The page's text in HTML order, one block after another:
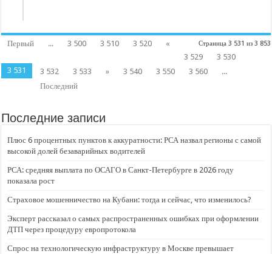
Страница 3 531 из 3 853
Первый ... 3 500 3 510 3 520
«
3 529
3 530
3 531
3 532 3 533 » 3 540 3 550 3 560
...
Последний
Последние записи
Плюс 6 процентных пунктов к аккуратности: РСА назвал регионы с самой
высокой долей безаварийных водителей
РСА: средняя выплата по ОСАГО в Санкт-Петербурге в 2026 году
показала рост
Страховое мошенничество на Кубани: тогда и сейчас, что изменилось?
Эксперт рассказал о самых распространенных ошибках при оформлении
ДТП через процедуру европротокола
Спрос на технологическую инфраструктуру в Москве превышает